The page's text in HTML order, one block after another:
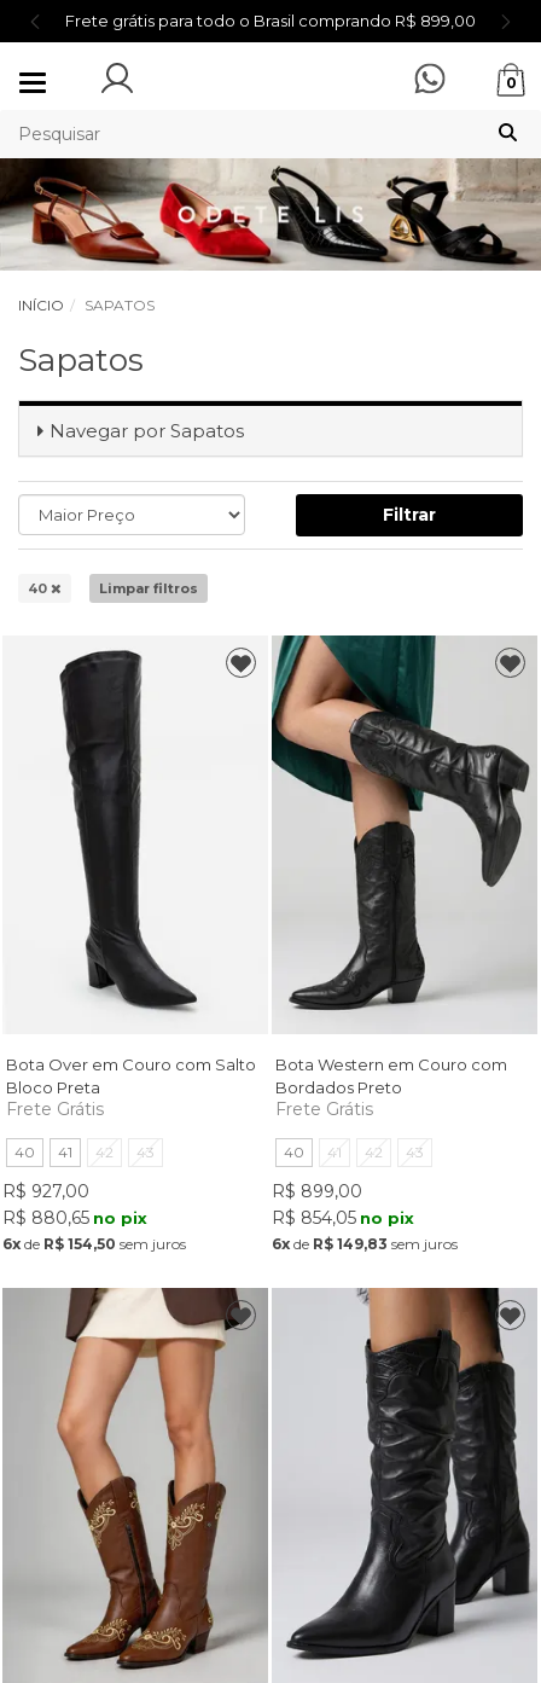
Frete grátis para todo o Brasil comprando R$ 899,00
Mudar
0
INÍCIO SAPATOS
Sapatos
Navegar por Sapatos
Filtrar
40 Limpar filtros
Bota Over em Couro com Salto
Bloco Preta
Frete Grátis
40 41 42 43
R$ 927,00
R$ 880,65 no pix
6xde R$ 154,50 sem juros
Bota Western em Couro com
Bordados Preto
Frete Grátis
40 41 42 43
R$ 899,00
R$ 854,05 no pix
6x de R$ 149,83 sem juros